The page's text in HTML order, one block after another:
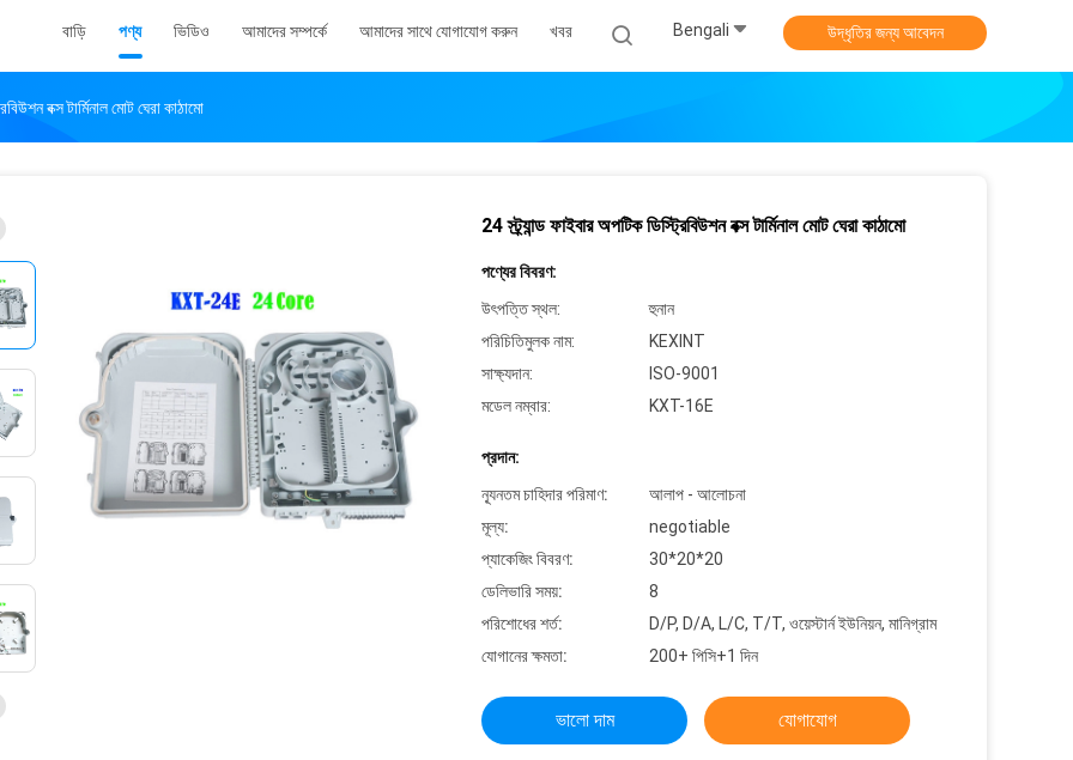
বাড়ি পণ্য ভিডিও আমাদের সম্পর্কে আমাদের সাথে যোগাযোগ করুন খবর Bengali উদ্ধৃতির জন্য আবেদন
বক্স টার্মিনাল মোট ঘেরা কাঠামো
24 স্ট্র্যান্ড ফাইবার অপটিক ডিস্ট্রিবিউশন বক্স টার্মিনাল মোট ঘেরা কাঠামো
পণ্যের বিবরণ:
উৎপত্তি স্থল:
হুনান
পরিচিতিমুলক নাম:
KEXINT
সাক্ষ্যদান:
ISO-9001
মডেল নম্বার:
KXT-16E
প্রদান:
ন্যূনতম চাহিদার পরিমাণ:
আলাপ - আলোচনা
মূল্য:
negotiable
প্যাকেজিং বিবরণ:
30*20*20
ডেলিভারি সময়:
8
পরিশোধের শর্ত:
D/P, D/A, L/C, T/T, ওয়েস্টার্ন ইউনিয়ন, মানিগ্রাম
যোগানের ক্ষমতা:
200+ পিসি+1 দিন
ভালো দাম যোগাযোগ